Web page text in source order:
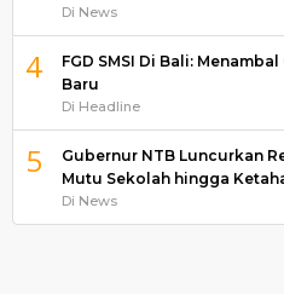
Di News
4
FGD SMSI Di Bali:
Baru
Di Headline
5
Gubernur NTB Luncurkan
Mutu Sekolah hingga
Di News